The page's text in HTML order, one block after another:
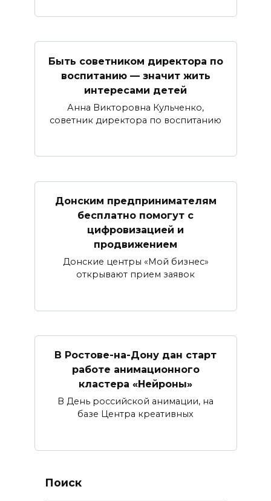
Быть советником директора по
воспитанию — значит жить
интересами детей
Анна Викторовна Кульченко,
советник директора по воспитанию
Донским предпринимателям
бесплатно помогут с
цифровизацией и
продвижением
Донские центры «Мой бизнес»
открывают прием заявок
В Ростове-на-Дону дан старт
работе анимационного
кластера «Нейроны»
В День российской анимации, на
базе Центра креативных
Поиск